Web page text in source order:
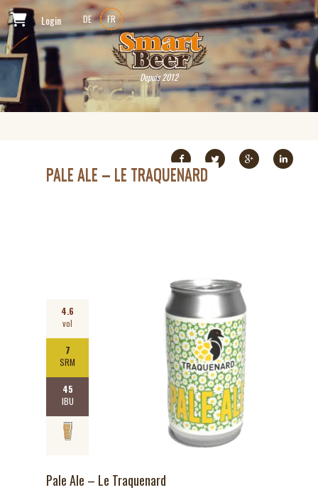
Login DE FR
Depuis 2012
PALE ALE – LE TRAQUENARD
Pale Ale – Le Traquenard
4.6
vol
7
SRM
45
IBU